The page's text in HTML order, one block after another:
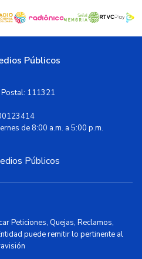
Públicos
111321
de 8:00 a.m. a 5:00 p.m.
Públicos
Peticiones, Quejas, Reclamos,
puede remitir lo pertinente al